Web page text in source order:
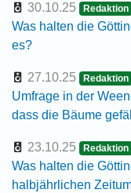
30.10.25 Redaktion
Was halten die
es?
27.10.25 Redaktion
Umfrage in der
dass die Bäume
23.10.25 Redaktion
Was halten die
halbjährlichen